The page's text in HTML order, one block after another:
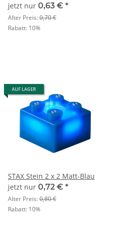
jetzt nur 0,63 € *
Alter Preis:0,70 €
Rabatt: 10%
AUF LAGER
STAX Stein 2 x 2 Matt-Blau
jetzt nur 0,72 € *
Alter Preis:0,80 €
Rabatt: 10%